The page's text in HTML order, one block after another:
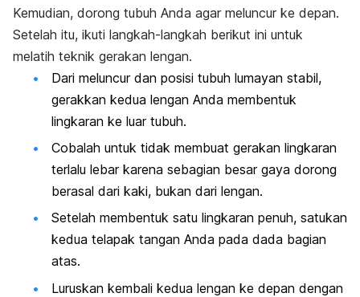
Kemudian, dorong tubuh Anda agar meluncur ke depan.
Setelah itu, ikuti langkah-langkah berikut ini untuk
melatih teknik gerakan lengan.
Dari meluncur dan posisi tubuh lumayan stabil,
gerakkan kedua lengan Anda membentuk
lingkaran ke luar tubuh.
Cobalah untuk tidak membuat gerakan lingkaran
terlalu lebar karena sebagian besar gaya dorong
berasal dari kaki, bukan dari lengan.
Setelah membentuk satu lingkaran penuh, satukan
kedua telapak tangan Anda pada dada bagian
atas.
Luruskan kembali kedua lengan ke depan dengan